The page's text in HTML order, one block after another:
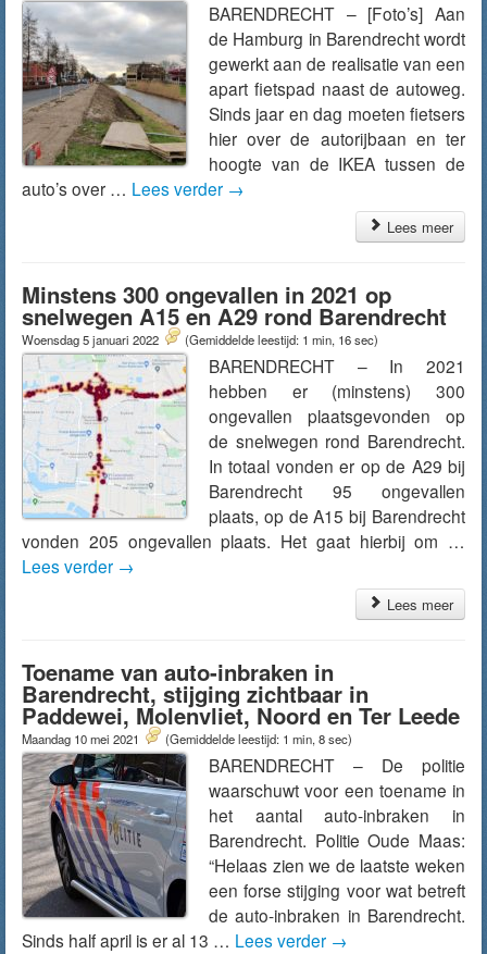
BARENDRECHT – [Foto’s] Aan
de Hamburg in Barendrecht wordt
gewerkt aan de realisatie van een
apart fietspad naast de autoweg.
Sinds jaar en dag moeten fietsers
hier over de autorijbaan en ter
hoogte van de IKEA tussen de
auto’s over … Lees verder →
Lees meer
Minstens 300 ongevallen in 2021 op
snelwegen A15 en A29 rond Barendrecht
Woensdag 5 januari 2022 (Gemiddelde leestijd: 1 min, 16 sec)
BARENDRECHT – In 2021
hebben er (minstens) 300
ongevallen plaatsgevonden op
de snelwegen rond Barendrecht.
In totaal vonden er op de A29 bij
Barendrecht 95 ongevallen
plaats, op de A15 bij Barendrecht
vonden 205 ongevallen plaats. Het gaat hierbij om …
Lees verder →
Lees meer
Toename van auto-inbraken in
Barendrecht, stijging zichtbaar in
Paddewei, Molenvliet, Noord en Ter Leede
Maandag 10 mei 2021 (Gemiddelde leestijd: 1 min, 8 sec)
BARENDRECHT – De politie
waarschuwt voor een toename in
het aantal auto-inbraken in
Barendrecht. Politie Oude Maas:
“Helaas zien we de laatste weken
een forse stijging voor wat betreft
de auto-inbraken in Barendrecht.
Sinds half april is er al 13 … Lees verder →